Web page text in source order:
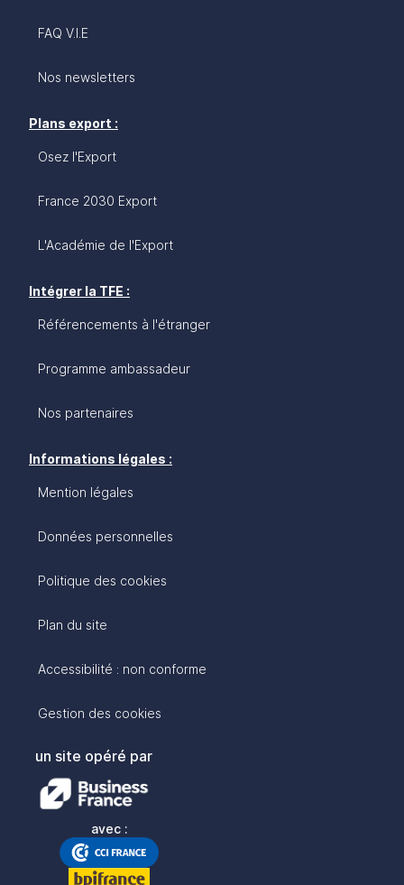
FAQ V.I.E
Nos newsletters
Plans export :
Osez l'Export
France 2030 Export
L'Académie de l'Export
Intégrer la TFE :
Référencements à l'étranger
Programme ambassadeur
Nos partenaires
Informations légales :
Mention légales
Données personnelles
Politique des cookies
Plan du site
Accessibilité : non conforme
Gestion des cookies
un site opéré par
avec :